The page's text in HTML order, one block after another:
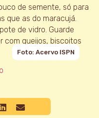
de semente, só para
que as do maracujá.
de vidro. Guarde
com queijos, biscoitos
Foto: Acervo ISPN